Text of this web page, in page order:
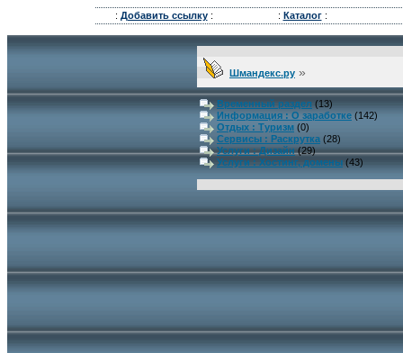
: Добавить ссылку: : Каталог:
Шмандекс.ру »
Временный раздел (13)
Информация : О заработке (142)
Отдых : Туризм (0)
Сервисы : Раскрутка (28)
Услуги : Дизайн(29)
Услуги : Хостинг, домены (43)